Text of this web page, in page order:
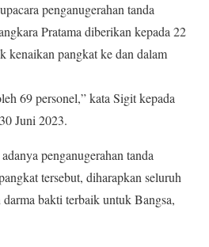
penganugerahan tanda
Pratama diberikan kepada 22
kenaikan pangkat ke dan dalam
69 personel,” kata Sigit kepada
Juni 2023.
penganugerahan tanda
tersebut, diharapkan seluruh
bakti terbaik untuk Bangsa,